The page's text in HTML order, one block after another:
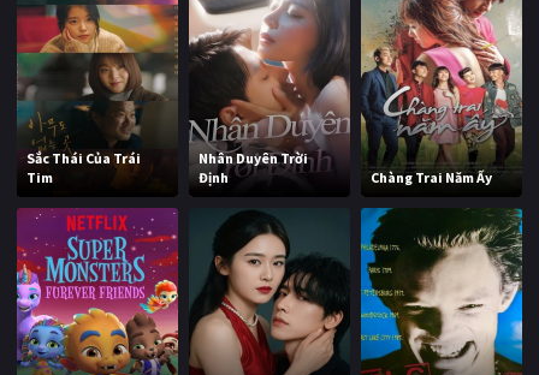
Sắc Thái Của Trái
Tim
Nhân Duyên Trời
Định
Chàng Trai Năm Ấy